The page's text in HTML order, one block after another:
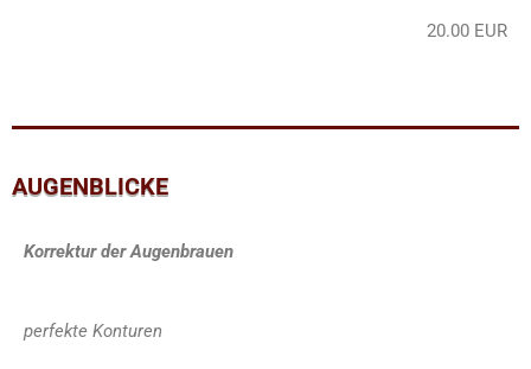
20.00 EUR
AUGENBLICKE
Korrektur der Augenbrauen
perfekte Konturen